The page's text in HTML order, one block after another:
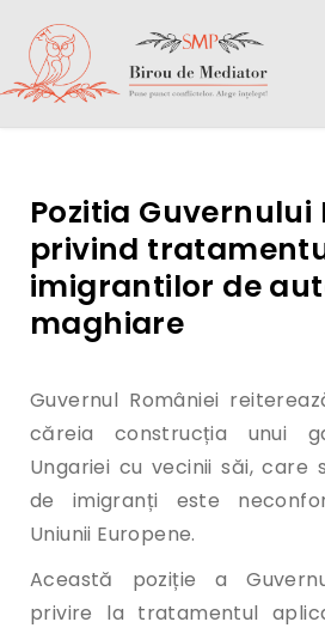
Pozitia Guvernului
privind
imigrantilor de
maghiare
Guvernul României
căreia construcția unui
Ungariei cu vecinii săi, care
de imigranți este
Uniunii Europene.
Această poziție a
privire la tratamentul